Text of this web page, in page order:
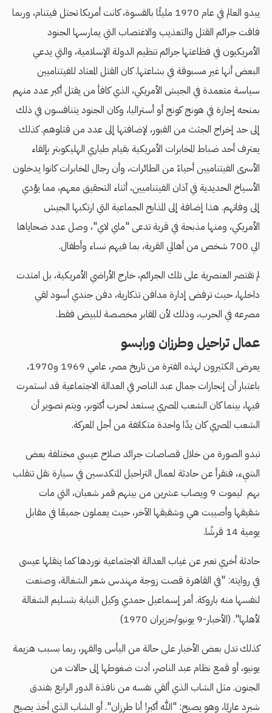
يبدو العالم في عام 1970 مليئًا بالقسوة، كانت أمريكا تحتل فيتنام، وربما
فاقت جرائم القتل والتعذيب والاغتصاب التي يمارسها الجنود
الأمريكيون في فظاعتها جرائم تنظيم الدولة الإسلامية، والتي يدعي
البعض أنها غير مسبوقة في بشاعتها. كان القتل المعتاد للفيتناميين
سياسة متعمدة في الجيش الأمريكي، الذي كافأ من يقتل أكبر عدد منهم
بمنحه إجازة في هونج كونج أو أستراليا، وكان الجنود يتنافسون في ذلك
إلى حد إخراج الجثث من القبور، ﻹضافتها إلى عدد من قتلوهم. كذلك
يعترف أحد ضباط المخابرات الأمريكية بقيام طياري الهليكوبتر بإلقاء
الأسرى الفيتناميين أحياءً من الطائرات، وأن رجال المخابرات كانوا يدخلون
الأسياخ الحديدية في آذان الفيتناميين، أثناء التحقيق معهم، مما يؤدي
إلى وفاتهم. هذا إضافة إلى المذابح الجماعية التي ارتكبها الجيش
اﻷمريكي، ومنها مذبحة في قرية تدعى "ماي لاي"، وصل عدد ضحاياها
الي 700 شخص من أهالي القرية، بما فيهم نساء وأطفال.
لم تقتصر العنصرية على تلك الجرائم، خارج اﻷراضي اﻷمريكية، بل امتدت
داخلها، حيث ترفض إدارة مدافن تذكارية، دفن جندي أسود لقي
مصرعه في الحرب، وذلك لأن المقابر مخصصة للبيض فقط.
عمال تراحيل وطرزان ورابسو
يعرض الكثيرون لهذه الفترة من تاريخ مصر، عامي 1969 و1970،
باعتبار أن إنجازات جمال عبد الناصر في العدالة الاجتماعية قد استمرت
فيها، بينما كان الشعب المصري يستعد لحرب أكتوبر، ويتم تصوير أن
الشعب المصري كان يدًا واحدة متكاتفة من أجل المعركة.
تبدو الصورة من خلال قصاصات جرائد صلاح عيسي مختلفة بعض
الشيء، فنقرأ عن حادثة لعمال التراحيل المتكدسين في سيارة نقل تنقلب
بهم ليموت 9 ويصاب عشرين من بينهم قمر شعبان، التي مات
شقيقها وأصيبت هي وشقيقها الآخر، حيث يعملون جميعًا في مقابل
يومية 14 قرشًا.
حادثة أخري تعبر عن غياب العدالة الاجتماعية نوردها كما ينقلها عيسى
في روايته: "في القاهرة قصت زوجة مهندس شعر الشغالة، وصنعت
لنفسها منه باروكة. أمر إسماعيل حمدي وكيل النيابة بتسليم الشغالة
لأهلها". (الأخبار-9 يونيو/حزيران 1970)
كذلك تدل بعض الأخبار على حالة من اليأس والقهر، ربما بسبب هزيمة
يونيو، أو قمع نظام عبد الناصر، أدت ضغوطها إلى حالات من
الجنون. مثل الشاب الذي ألقي نفسه من نافذة الدور الرابع بفندق
شبرد عاريًا، وهو يصيح: "الله أكبر! أنا طرزان". أو الشاب الذي أخذ يصيح